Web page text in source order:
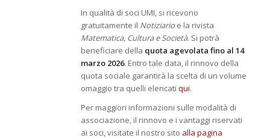
In qualità di soci UMI, si ricevono
gratuitamente il Notiziarioe la rivista
Matematica, Cultura e Società. Si potrà
beneficiare della quota agevolata fino al 14
marzo 2026. Entro tale data, il rinnovo della
quota sociale garantirà la scelta di un volume
omaggio tra quelli elencati qui.
Per maggiori informazioni sulle modalità di
associazione, il rinnovo e i vantaggi riservati
ai soci, visitate il nostro sito alla pagina